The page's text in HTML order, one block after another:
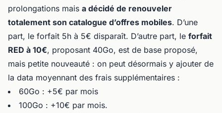
prolongations mais a décidé de renouveler
totalement son catalogue d’offres mobiles. D’une
part, le forfait 5h à 5€ disparaît. D’autre part, le forfait
RED à 10€, proposant 40Go, est de base proposé,
mais petite nouveauté : on peut désormais y ajouter de
la data moyennant des frais supplémentaires :
60Go : +5€ par mois
100Go : +10€ par mois.